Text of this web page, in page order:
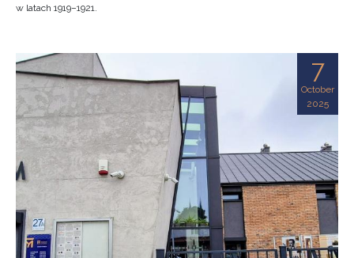
w latach 1919–1921.
7
October
2025